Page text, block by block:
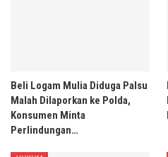
Beli Logam Mulia Diduga Palsu
Malah Dilaporkan ke Polda,
Konsumen Minta
Perlindungan…